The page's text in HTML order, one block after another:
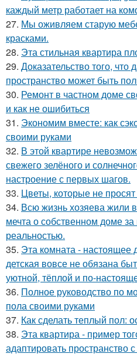
каждый метр работает на
27. Мы оживляем старую
красками.
28. Эта стильная квартира
29. Доказательство того,
пространство может быть
30. Ремонт в частном доме
и как не ошибиться
31. Экономим вместе: как
своими руками
32. В этой квартире
свежего зелёного и
настроение с первых шагов.
33. Цветы, которые не
34. Всю жизнь хозяева жили
мечта о собственном доме
реальностью.
35. Эта комната - настоящее
детская вовсе не обязана
уютной, тёплой и по-
36. Полное руководство по
пола своими руками
37. Как сделать теплый пол:
38. Эта квартира - пример
адаптировать пространство